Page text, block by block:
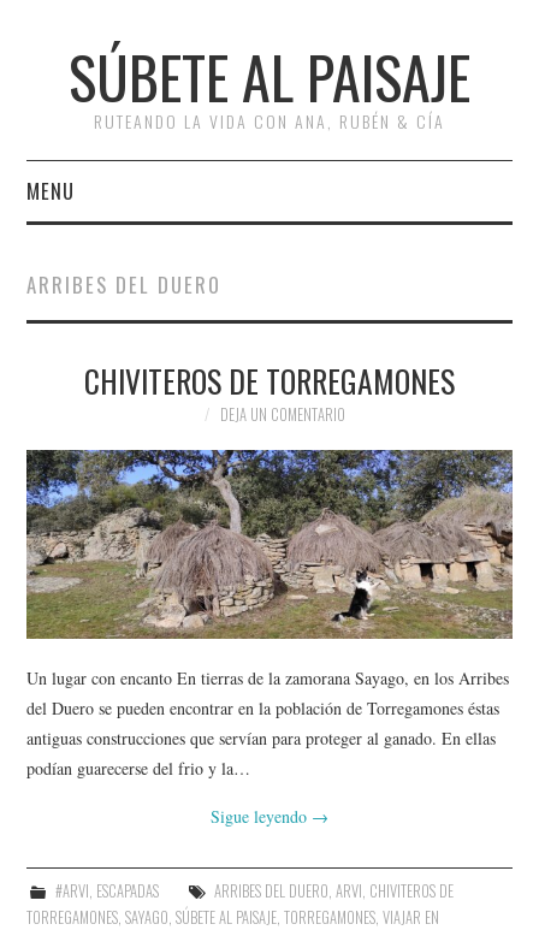
SÚBETE AL PAISAJE
RUTEANDO LA VIDA CON ANA, RUBÉN & CÍA
MENU
RUTAS
ESCAPADAS
#ARVI
AMIGOS
CONTACTO
ARRIBES DEL DUERO
CHIVITEROS DE TORREGAMONES
DEJA UN COMENTARIO
Un lugar con encanto En tierras de la zamorana Sayago, en los Arribes
del Duero se pueden encontrar en la población de Torregamones éstas
antiguas construcciones que servían para proteger al ganado. En ellas
podían guarecerse del frio y la…
Sigue leyendo →
#ARVI, ESCAPADAS ARRIBES DEL DUERO, ARVI, CHIVITEROS DE
TORREGAMONES,SAYAGO,SÚBETE AL PAISAJE,TORREGAMONES,VIAJAR EN